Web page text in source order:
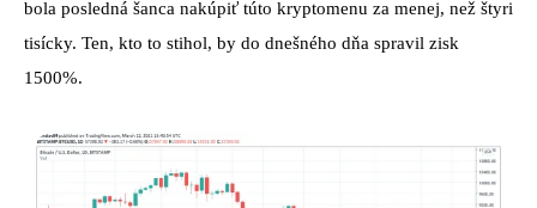
bola posledná šanca nakúpiť túto kryptomenu za menej, než štyri
tisícky. Ten, kto to stihol, by do dnešného dňa spravil zisk
1500%.